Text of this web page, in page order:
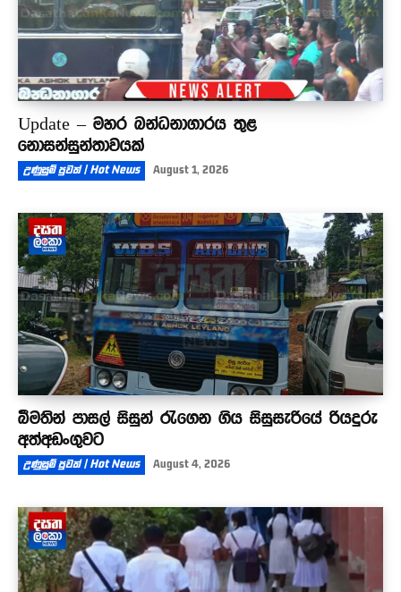
Update – මහර බන්ධනාගාරය තුළ
නොසන්සුන්තාවයක්
උණුසුම් පුවත් | Hot News August 1, 2026
බීමතින් පාසල් සිසුන් රැගෙන ගිය සිසුසැරියේ රියදුරු
අත්අඩංගුවට
උණුසුම් පුවත් | Hot News August 4, 2026